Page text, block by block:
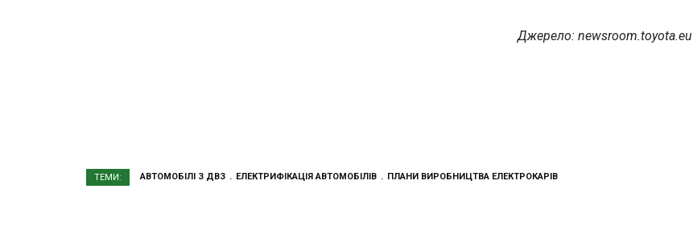
Джерело: newsroom.toyota.eu
ТЕМИ: АВТОМОБІЛІ З ДВЗ ЕЛЕКТРИФІКАЦІЯ АВТОМОБІЛІВ ПЛАНИ ВИРОБНИЦТВА ЕЛЕКТРОКАРІВ